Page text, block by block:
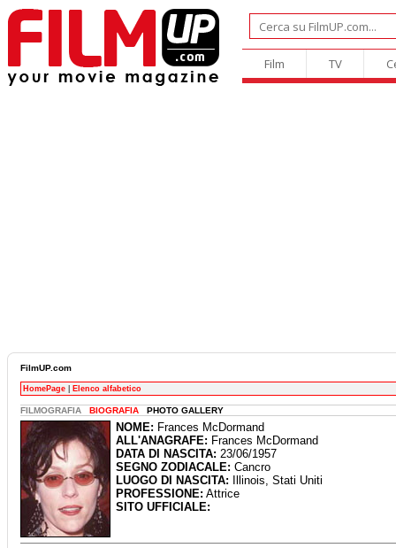
Film TV
FilmUP.com
HomePage Elenco alfabetico
FILMOGRAFIA BIOGRAFIA PHOTO GALLERY
NOME: Frances McDormand
ALL'ANAGRAFE: Frances McDormand
DATA DI NASCITA: 23/06/1957
SEGNO ZODIACALE: Cancro
LUOGO DI NASCITA: Illinois, Stati Uniti
PROFESSIONE: Attrice
SITO UFFICIALE: